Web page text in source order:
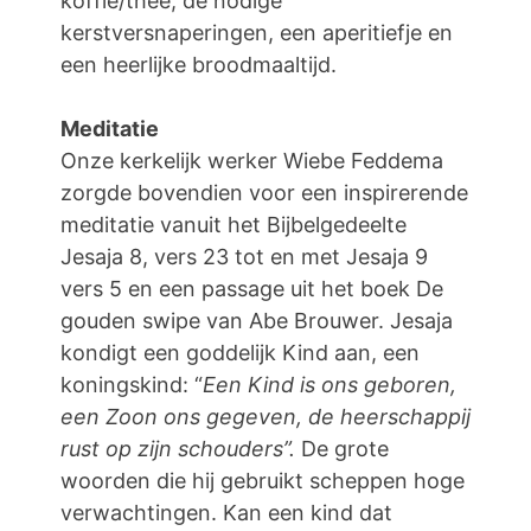
kerstversnaperingen, een aperitiefje en
een heerlijke broodmaaltijd.
Meditatie
Onze kerkelijk werker Wiebe Feddema
zorgde bovendien voor een inspirerende
meditatie vanuit het Bijbelgedeelte
Jesaja 8, vers 23 tot en met Jesaja 9
vers 5 en een passage uit het boek De
gouden swipe van Abe Brouwer. Jesaja
kondigt een goddelijk Kind aan, een
koningskind: “Een Kind is ons geboren,
een Zoon ons gegeven, de heerschappij
rust op zijn schouders”. De grote
woorden die hij gebruikt scheppen hoge
verwachtingen. Kan een kind dat